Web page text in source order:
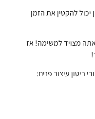
יכול להקטין את הזמן
מצויד למשימה! אז
ביטון עיצוב פנים: